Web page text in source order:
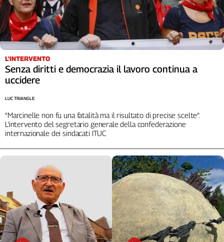
L'INTERVENTO
Senza diritti e democrazia il lavoro continua a
uccidere
“Marcinelle non fu una fatalità ma il risultato di precise scelte”.
L’intervento del segretario generale della confederazione
internazionale dei sindacati ITUC
LUC TRIANGLE